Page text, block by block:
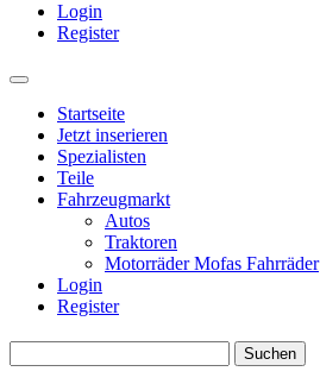
Login
Register
Startseite
Jetzt inserieren
Spezialisten
Teile
Fahrzeugmarkt
Autos
Traktoren
Motorräder Mofas Fahrräder
Login
Register
nach: